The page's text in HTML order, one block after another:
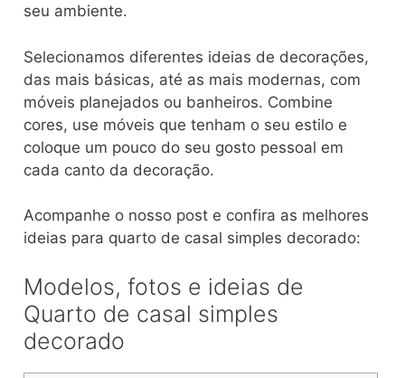
seu ambiente.
Selecionamos diferentes ideias de decorações,
das mais básicas, até as mais modernas, com
móveis planejados ou banheiros. Combine
cores, use móveis que tenham o seu estilo e
coloque um pouco do seu gosto pessoal em
cada canto da decoração.
Acompanhe o nosso post e confira as melhores
ideias para quarto de casal simples decorado:
Modelos, fotos e ideias de
Quarto de casal simples
decorado